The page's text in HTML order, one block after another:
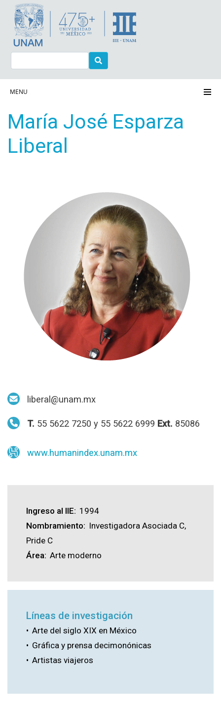
al
contenido
principal
Navegación principal
MENU
María José Esparza
Liberal
liberal@unam.mx
T. 55 5622 7250 y 55 5622 6999 Ext. 85086
www.humanindex.unam.mx
Ingreso al IIE
1994
Nombramiento
Investigadora Asociada C,
Pride C
Área Arte moderno
Líneas de investigación
Arte del siglo XIX en México
Gráfica y prensa decimonónicas
Artistas viajeros